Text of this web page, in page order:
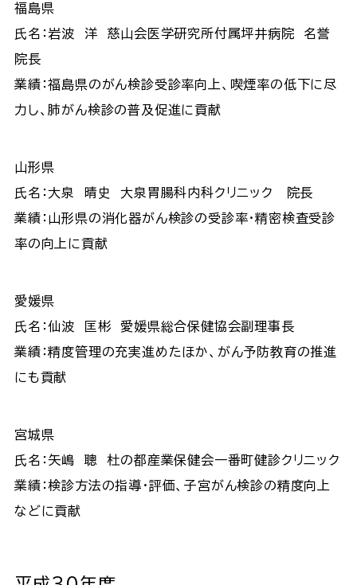
福島県
氏名：岩波 洋 慈山会医学研究所付属坪井病院 名誉
院長
業績：福島県のがん検診受診率向上、喫煙率の低下に尽
力し、肺がん検診の普及促進に貢献
山形県
氏名：大泉 晴史 大泉胃腸科内科クリニック 院長
業績：山形県の消化器がん検診の受診率・精密検査受診
率の向上に貢献
愛媛県
氏名：仙波 匡彬 愛媛県総合保健協会副理事長
業績：精度管理の充実進めたほか、がん予防教育の推進
にも貢献
宮城県
氏名：矢嶋 聰 杜の都産業保健会一番町健診クリニック
業績：検診方法の指導・評価、子宮がん検診の精度向上
などに貢献